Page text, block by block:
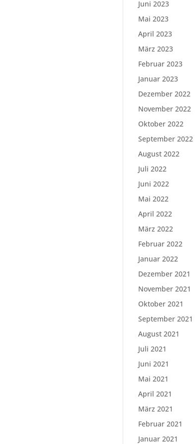
Juni 2023
Mai 2023
April 2023
März 2023
Februar 2023
Januar 2023
Dezember 2022
November 2022
Oktober 2022
September 2022
August 2022
Juli 2022
Juni 2022
Mai 2022
April 2022
März 2022
Februar 2022
Januar 2022
Dezember 2021
November 2021
Oktober 2021
September 2021
August 2021
Juli 2021
Juni 2021
Mai 2021
April 2021
März 2021
Februar 2021
Januar 2021